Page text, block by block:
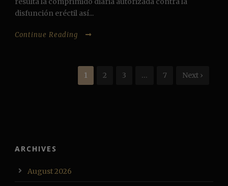
disfunción eréctil así...
Continue Reading
1 2 3 … 7 Next ›
ARCHIVES
August 2026